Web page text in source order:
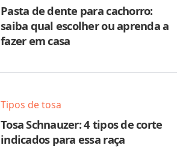
Pasta de dente para cachorro:
saiba qual escolher ou aprenda a
fazer em casa
Tipos de tosa
Tosa Schnauzer: 4 tipos de corte
indicados para essa raça